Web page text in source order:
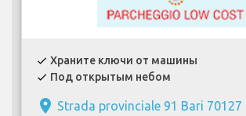
check Храните ключи от машины
check Под открытым небом
place Strada provinciale 91 Bari 70127 |